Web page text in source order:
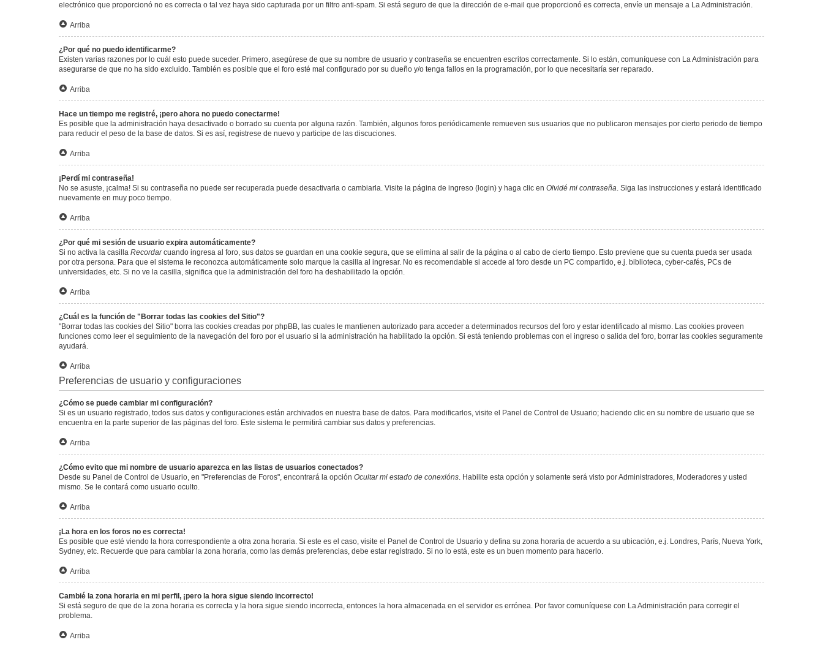
electrónico que proporcionó no es correcta o tal vez haya sido capturada por un filtro anti-spam. Si está seguro de que la dirección de e-mail que proporcionó es correcta, envíe un mensaje a La Administración.
Arriba
¿Por qué no puedo identificarme?
Existen varias razones por lo cuál esto puede suceder. Primero, asegúrese de que su nombre de usuario y contraseña se encuentren escritos correctamente. Si lo están, comuníquese con La Administración para
asegurarse de que no ha sido excluido. También es posible que el foro esté mal configurado por su dueño y/o tenga fallos en la programación, por lo que necesitaría ser reparado.
Arriba
Hace un tiempo me registré, ¡pero ahora no puedo conectarme!
Es posible que la administración haya desactivado o borrado su cuenta por alguna razón. También, algunos foros periódicamente remueven sus usuarios que no publicaron mensajes por cierto periodo de tiempo
para reducir el peso de la base de datos. Si es así, registrese de nuevo y participe de las discuciones.
Arriba
¡Perdí mi contraseña!
No se asuste, ¡calma! Si su contraseña no puede ser recuperada puede desactivarla o cambiarla. Visite la página de ingreso (login) y haga clic en Olvidé mi contraseña. Siga las instrucciones y estará identificado
nuevamente en muy poco tiempo.
Arriba
¿Por qué mi sesión de usuario expira automáticamente?
Si no activa la casilla Recordarcuando ingresa al foro, sus datos se guardan en una cookie segura, que se elimina al salir de la página o al cabo de cierto tiempo. Esto previene que su cuenta pueda ser usada
por otra persona. Para que el sistema le reconozca automáticamente solo marque la casilla al ingresar. No es recomendable si accede al foro desde un PC compartido, e.j. biblioteca, cyber-cafés, PCs de
universidades, etc. Si no ve la casilla, significa que la administración del foro ha deshabilitado la opción.
Arriba
¿Cuál es la función de "Borrar todas las cookies del Sitio"?
"Borrar todas las cookies del Sitio" borra las cookies creadas por phpBB, las cuales le mantienen autorizado para acceder a determinados recursos del foro y estar identificado al mismo. Las cookies proveen
funciones como leer el seguimiento de la navegación del foro por el usuario si la administración ha habilitado la opción. Si está teniendo problemas con el ingreso o salida del foro, borrar las cookies seguramente
ayudará.
Arriba
Preferencias de usuario y configuraciones
¿Cómo se puede cambiar mi configuración?
Si es un usuario registrado, todos sus datos y configuraciones están archivados en nuestra base de datos. Para modificarlos, visite el Panel de Control de Usuario; haciendo clic en su nombre de usuario que se
encuentra en la parte superior de las páginas del foro. Este sistema le permitirá cambiar sus datos y preferencias.
Arriba
¿Cómo evito que mi nombre de usuario aparezca en las listas de usuarios conectados?
Desde su Panel de Control de Usuario, en "Preferencias de Foros", encontrará la opción Ocultar mi estado de conexións. Habilite esta opción y solamente será visto por Administradores, Moderadores y usted
mismo. Se le contará como usuario oculto.
Arriba
¡La hora en los foros no es correcta!
Es posible que esté viendo la hora correspondiente a otra zona horaria. Si este es el caso, visite el Panel de Control de Usuario y defina su zona horaria de acuerdo a su ubicación, e.j. Londres, París, Nueva York,
Sydney, etc. Recuerde que para cambiar la zona horaria, como las demás preferencias, debe estar registrado. Si no lo está, este es un buen momento para hacerlo.
Arriba
Cambié la zona horaria en mi perfil, ¡pero la hora sigue siendo incorrecto!
Si está seguro de que de la zona horaria es correcta y la hora sigue siendo incorrecta, entonces la hora almacenada en el servidor es errónea. Por favor comuníquese con La Administración para corregir el
problema.
Arriba